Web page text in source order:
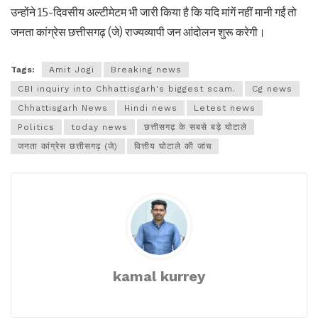
उन्होंने 15-दिवसीय अल्टीमेटम भी जारी किया है कि यदि मांगें नहीं मानी गईं तो
जनता कांग्रेस छत्तीसगढ़ (जे) राज्यव्यापी जन आंदोलन शुरू करेगी।
Tags: Amit Jogi
Breaking news
CBI inquiry into Chhattisgarh's biggest scam.
Cg news
Chhattisgarh News
Hindi news
Letest news
Politics
today news
छत्तीसगढ़ के सबसे बड़े घोटाले
जनता कांग्रेस छत्तीसगढ़ (जे)
वित्तीय घोटाले की जांच
kamal kurrey